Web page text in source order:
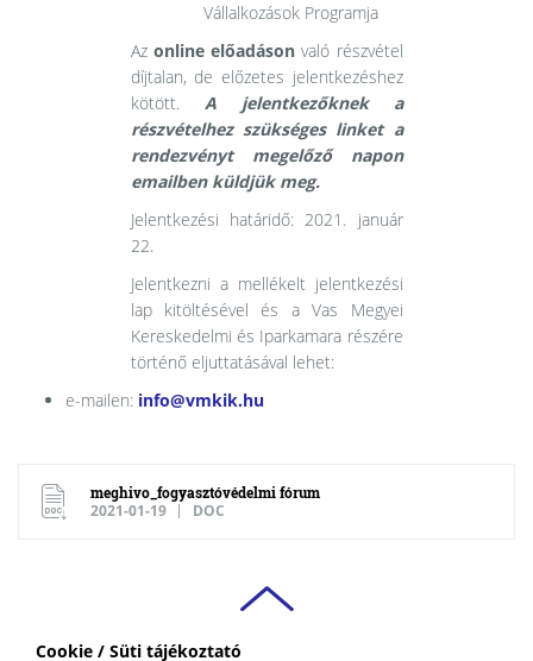
Cookie / Süti tájékoztató
Vállalkozások Programja
Az online előadáson való részvétel
díjtalan, de előzetes jelentkezéshez
kötött. A jelentkezőknek a
részvételhez szükséges linket a
rendezvényt megelőző napon
emailben küldjük meg.
Jelentkezési határidő: 2021. január
22.
Jelentkezni a mellékelt jelentkezési
lap kitöltésével és a Vas Megyei
Kereskedelmi és Iparkamara részére
történő eljuttatásával lehet:
e-mailen: info@vmkik.hu
meghivo_fogyasztóvédelmi fórum
2021-01-19 DOC